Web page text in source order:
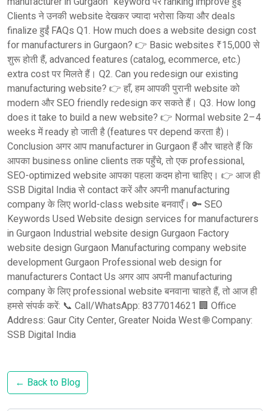
Clients ने उनकी website देखकर ज्यादा भरोसा किया और deals
finalize हुईं FAQs Q1. How much does a website design cost
for manufacturers in Gurgaon? 👉 Basic websites ₹15,000 से
शुरू होती हैं, advanced features (catalog, ecommerce, etc.)
extra cost पर मिलते हैं। Q2. Can you redesign our existing
manufacturing website? 👉 हाँ, हम आपकी पुरानी website को
modern और SEO friendly redesign कर सकते हैं। Q3. How long
does it take to build a new website? 👉 Normal website 2–4
weeks में ready हो जाती है (features पर depend करता है)।
Conclusion अगर आप manufacturer in Gurgaon हैं और चाहते हैं कि
आपका business online clients तक पहुँचे, तो एक professional,
SEO-optimized website आपका पहला कदम होना चाहिए। 👉 आज ही
SSB Digital India से contact करें और अपनी manufacturing
company के लिए world-class website बनवाएँ। 🔑 SEO
Keywords Used Website design services for manufacturers
in Gurgaon Industrial website design Gurgaon Factory
website design Gurgaon Manufacturing company website
development Gurgaon Professional web design for
manufacturers Contact Us अगर आप अपनी manufacturing
company के लिए professional website बनवाना चाहते हैं, तो आज ही
हमसे संपर्क करें: 📞 Call/WhatsApp: 8377014621 🏢 Office
Address: Gaur City Center, Greater Noida West 🌐 Company:
SSB Digital India
← Back to Blog